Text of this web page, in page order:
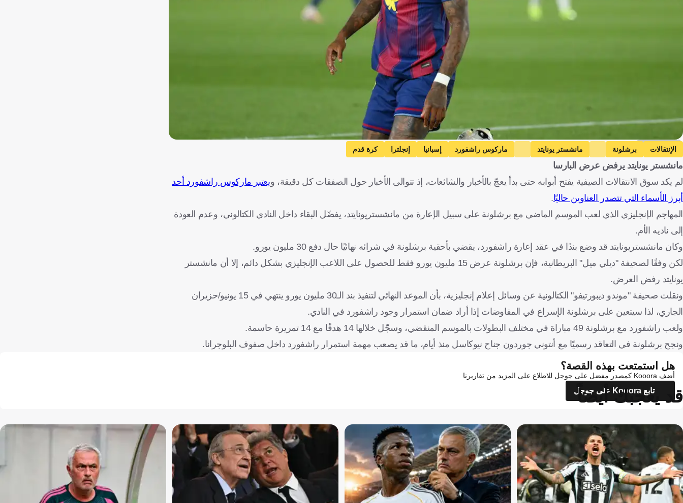
Getty Images
الإنتقالات برشلونة مانشستر يونايتد ماركوس راشفورد إسبانيا إنجلترا كرة قدم
مانشستر يونايتد يرفض عرض البارسا
لم يكد سوق الانتقالات الصيفية يفتح أبوابه حتى بدأ يعجّ بالأخبار والشائعات، إذ تتوالى الأخبار حول الصفقات كل دقيقة، ويعتبر ماركوس راشفورد أحد
أبرز الأسماء التي تتصدر العناوين حاليًا.
المهاجم الإنجليزي الذي لعب الموسم الماضي مع برشلونة على سبيل الإعارة من مانشستريونايتد، يفضّل البقاء داخل النادي الكتالوني، وعدم العودة
إلى ناديه الأم.
وكان مانشستريونايتد قد وضع بندًا في عقد إعارة راشفورد، يقضي بأحقية برشلونة في شرائه نهائيًا حال دفع 30 مليون يورو.
لكن وفقًا لصحيفة "ديلي ميل" البريطانية، فإن برشلونة عرض 15 مليون يورو فقط للحصول على اللاعب الإنجليزي بشكل دائم، إلا أن مانشستر
يونايتد رفض العرض.
ونقلت صحيفة "موندو ديبورتيفو" الكتالونية عن وسائل إعلام إنجليزية، بأن الموعد النهائي لتنفيذ بند الـ30 مليون يورو ينتهي في 15 يونيو/حزيران
الجاري، لذا سيتعين على برشلونة الإسراع في المفاوضات إذا أراد ضمان استمرار وجود راشفورد في النادي.
ولعب راشفورد مع برشلونة 49 مباراة في مختلف البطولات بالموسم المنقضي، وسجّل خلالها 14 هدفًا مع 14 تمريرة حاسمة.
ونجح برشلونة في التعاقد رسميًا مع أنتوني جوردون جناح نيوكاسل منذ أيام، ما قد يصعب مهمة استمرار راشفورد داخل صفوف البلوجرانا.
هل استمتعت بهذه القصة؟
أضف Kooora كمصدر مفضل على جوجل للاطلاع على المزيد من تقاريرنا
تابع Kooora على جوجل
قد يعجبك أيضاً